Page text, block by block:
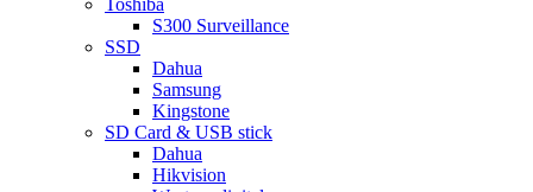
Toshiba
S300 Surveillance
SSD
Dahua
Samsung
Kingstone
SD Card & USB stick
Dahua
Hikvision